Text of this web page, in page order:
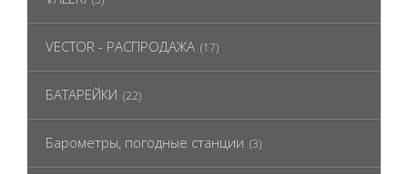
VECTOR - РАСПРОДАЖА (17)
БАТАРЕЙКИ (22)
Барометры, погодные станции (3)